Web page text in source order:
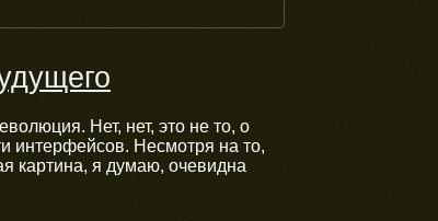
Нет, нет, это не то, о
интерфейсов. Несмотря на то,
картина, я думаю, очевидна